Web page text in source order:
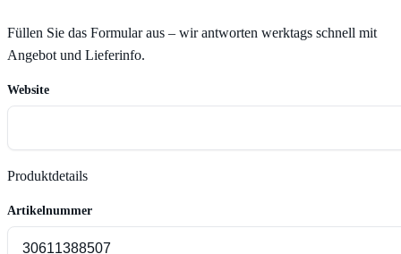
Füllen Sie das Formular aus – wir antworten werktags schnell mit
Angebot und Lieferinfo.
Website
Produktdetails
Artikelnummer